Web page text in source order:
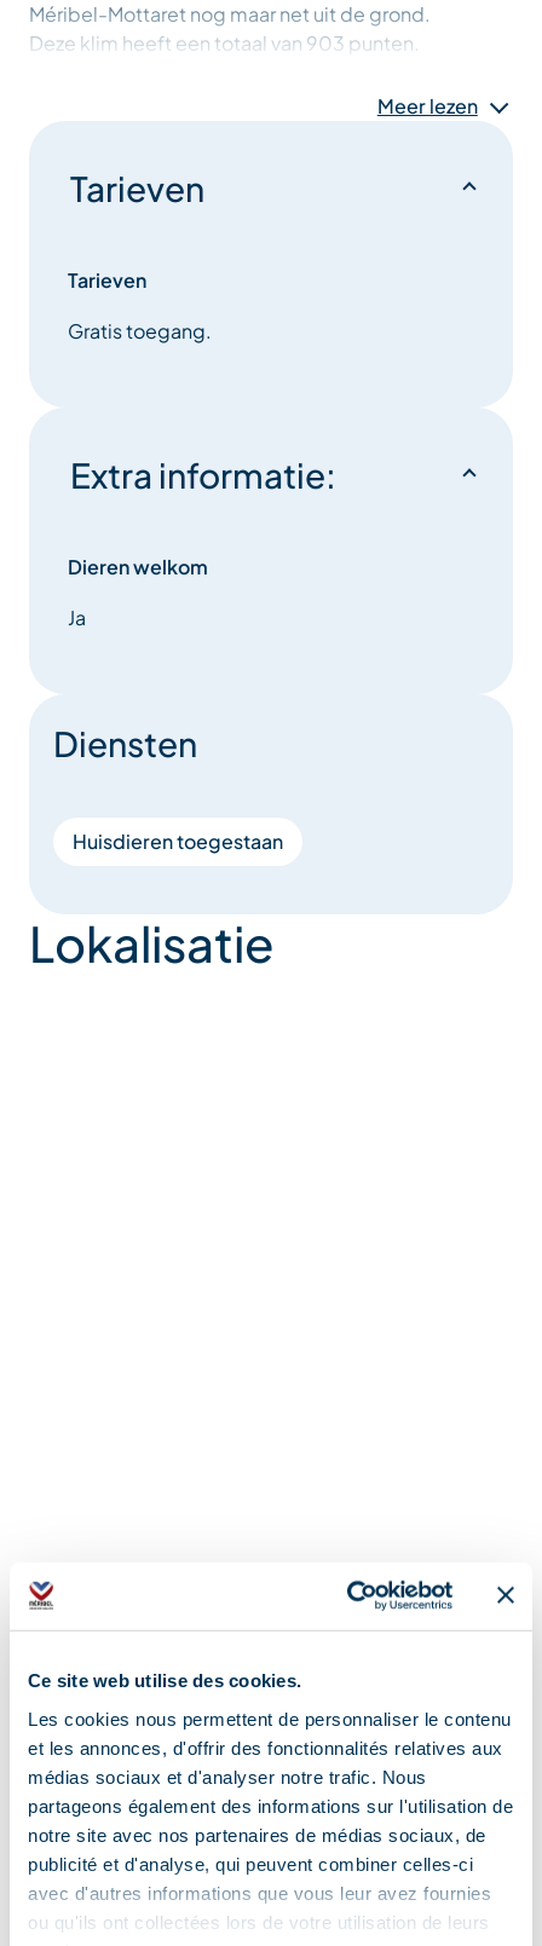
Ce site web utilise des cookies.
Les cookies nous permettent de personnaliser le contenu
et les annonces, d'offrir des fonctionnalités relatives aux
médias sociaux et d'analyser notre trafic. Nous
partageons également des informations sur l'utilisation de
notre site avec nos partenaires de médias sociaux, de
publicité et d'analyse, qui peuvent combiner celles-ci
avec d'autres informations que vous leur avez fournies
ou qu'ils ont collectées lors de votre utilisation de leurs
Méribel-Mottaret nog maar net uit de grond.
Deze klim heeft een totaal van 903 punten.
Meer lezen
Tarieven
Tarieven
Gratis toegang.
Extra informatie:
Dieren welkom
Ja
Diensten
Huisdieren toegestaan
Lokalisatie
Adres
80 Square de la Liberté, 73600 Moûtiers
Aanvullende info lokalisatie
A430 puis N90 sortie40